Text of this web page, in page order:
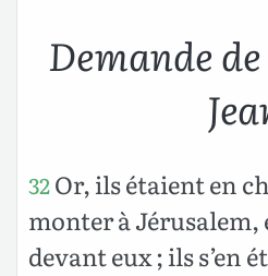
Demande
32Or, ils étaient en
monter à
devant eux ; ils s’en